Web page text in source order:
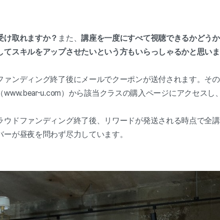
け取れますか？ また、講座を一度にすべて視聴できるかどう
てスキルをアップさせたいという方もいらっしゃるかと思い
ァンディング終了後にメールでクーポンが送付されます。そ
www.bear-u.com）から該当クラスの購入ページにアクセスし
ウドファンディング終了後、リワードが発送される時点で全
が昼夜を問わず尽力しています。